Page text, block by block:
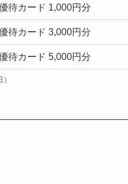
待カード 1,000円分
待カード 3,000円分
待カード 5,000円分